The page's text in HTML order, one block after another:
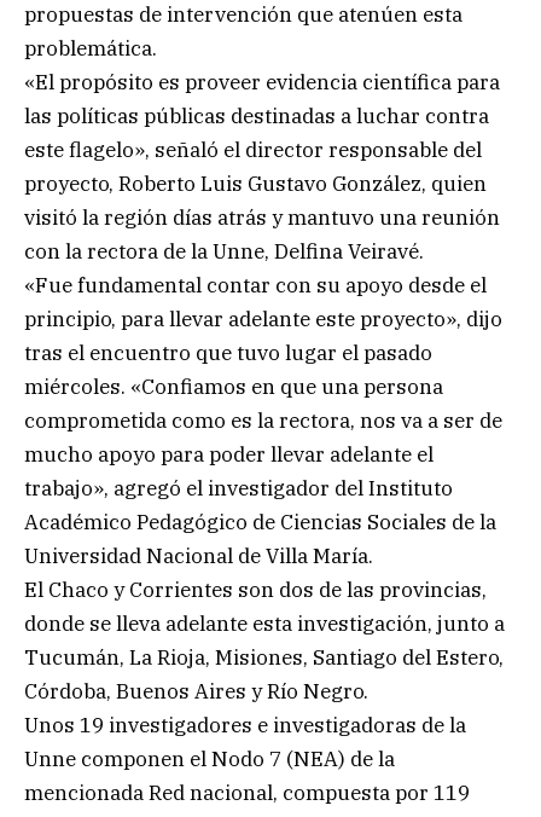
propuestas de intervención que atenúen esta
problemática.
«El propósito es proveer evidencia científica para
las políticas públicas destinadas a luchar contra
este flagelo», señaló el director responsable del
proyecto, Roberto Luis Gustavo González, quien
visitó la región días atrás y mantuvo una reunión
con la rectora de la Unne, Delfina Veiravé.
«Fue fundamental contar con su apoyo desde el
principio, para llevar adelante este proyecto», dijo
tras el encuentro que tuvo lugar el pasado
miércoles. «Confiamos en que una persona
comprometida como es la rectora, nos va a ser de
mucho apoyo para poder llevar adelante el
trabajo», agregó el investigador del Instituto
Académico Pedagógico de Ciencias Sociales de la
Universidad Nacional de Villa María.
El Chaco y Corrientes son dos de las provincias,
donde se lleva adelante esta investigación, junto a
Tucumán, La Rioja, Misiones, Santiago del Estero,
Córdoba, Buenos Aires y Río Negro.
Unos 19 investigadores e investigadoras de la
Unne componen el Nodo 7 (NEA) de la
mencionada Red nacional, compuesta por 119